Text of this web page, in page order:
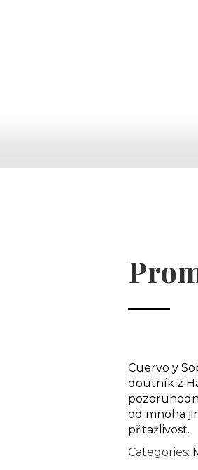
Cuervo y
doutník z
od mnoha
přitažlivost.
Categories: